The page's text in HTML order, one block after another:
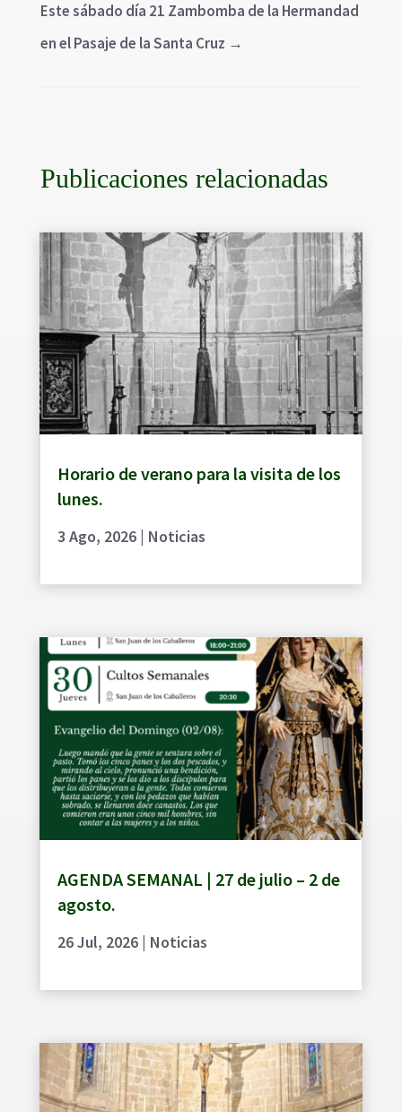
Este sábado día 21 Zambomba de la Hermandad
en el Pasaje de la Santa Cruz →
Publicaciones relacionadas
Horario de verano para la visita de los
lunes.
3 Ago, 2026| Noticias
AGENDA SEMANAL | 27 de julio – 2 de
agosto.
26 Jul, 2026| Noticias